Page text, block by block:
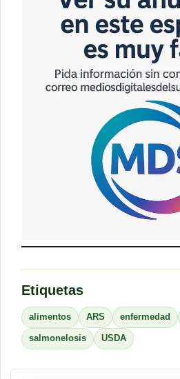
Etiquetas
alimentos ARS enfermedad
salmonelosis USDA